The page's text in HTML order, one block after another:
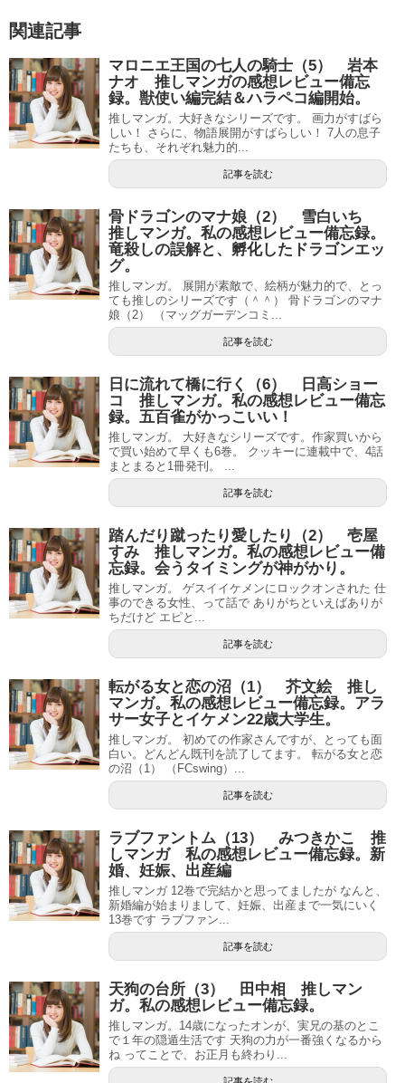
関連記事
マロニエ王国の七人の騎士（5） 岩本
ナオ 推しマンガの感想レビュー備忘
録。獣使い編完結＆ハラペコ編開始。
推しマンガ。大好きなシリーズです。 画力がすばら
しい！ さらに、物語展開がすばらしい！ 7人の息子
たちも、それぞれ魅力的...
記事を読む
骨ドラゴンのマナ娘（2） 雪白いち
推しマンガ。私の感想レビュー備忘録。
竜殺しの誤解と、孵化したドラゴンエッ
グ。
推しマンガ。 展開が素敵で、絵柄が魅力的で、とっ
ても推しのシリーズです（＾＾） 骨ドラゴンのマナ
娘（2） （マッグガーデンコミ...
記事を読む
日に流れて橋に行く（6） 日高ショー
コ 推しマンガ。私の感想レビュー備忘
録。五百雀がかっこいい！
推しマンガ。 大好きなシリーズです。作家買いから
で買い始めて早くも6巻。 クッキーに連載中で、4話
まとまると1冊発刊。 ...
記事を読む
踏んだり蹴ったり愛したり（2） 壱屋
すみ 推しマンガ。私の感想レビュー備
忘録。会うタイミングが神がかり。
推しマンガ。 ゲスイイケメンにロックオンされた 仕
事のできる女性、って話で ありがちといえばありが
ちだけど エピと...
記事を読む
転がる女と恋の沼（1） 芥文絵 推し
マンガ。私の感想レビュー備忘録。アラ
サー女子とイケメン22歳大学生。
推しマンガ。 初めての作家さんですが、とっても面
白い。どんどん既刊を読了してます。 転がる女と恋
の沼（1） （FCswing）...
記事を読む
ラブファントム（13） みつきかこ 推
しマンガ 私の感想レビュー備忘録。新
婚、妊娠、出産編
推しマンガ 12巻で完結かと思ってましたが なんと、
新婚編が始まりまして、妊娠、出産まで一気にいく
13巻です ラブファン...
記事を読む
天狗の台所（3） 田中相 推しマン
ガ。私の感想レビュー備忘録。
推しマンガ。14歳になったオンが、実兄の基のとこ
で１年の隠遁生活です 天狗の力が一番強くなるから
ね ってことで、お正月も終わり...